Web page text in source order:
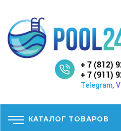
+ 7 (812)
+ 7 (911)
Telegram,
КАТАЛОГ ТОВАРОВ